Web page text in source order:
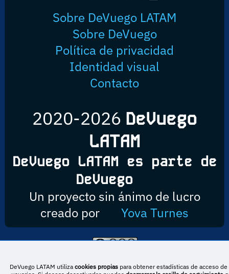
Sobre DeVuego LATAM
Sobre DeVuego
Política de privacidad
Identidad visual
Contacto
2020-2026 DeVuego
LATAM
DeVuego LATAM es parte de
DeVuego
Un proyecto sin ánimo de lucro
creado por
Yova Turnes
NoComercial-CompartirIgual 4.0 Internacional
DeVuego LATAM utiliza cookies propiaspara obtener estadísticas de acceso de